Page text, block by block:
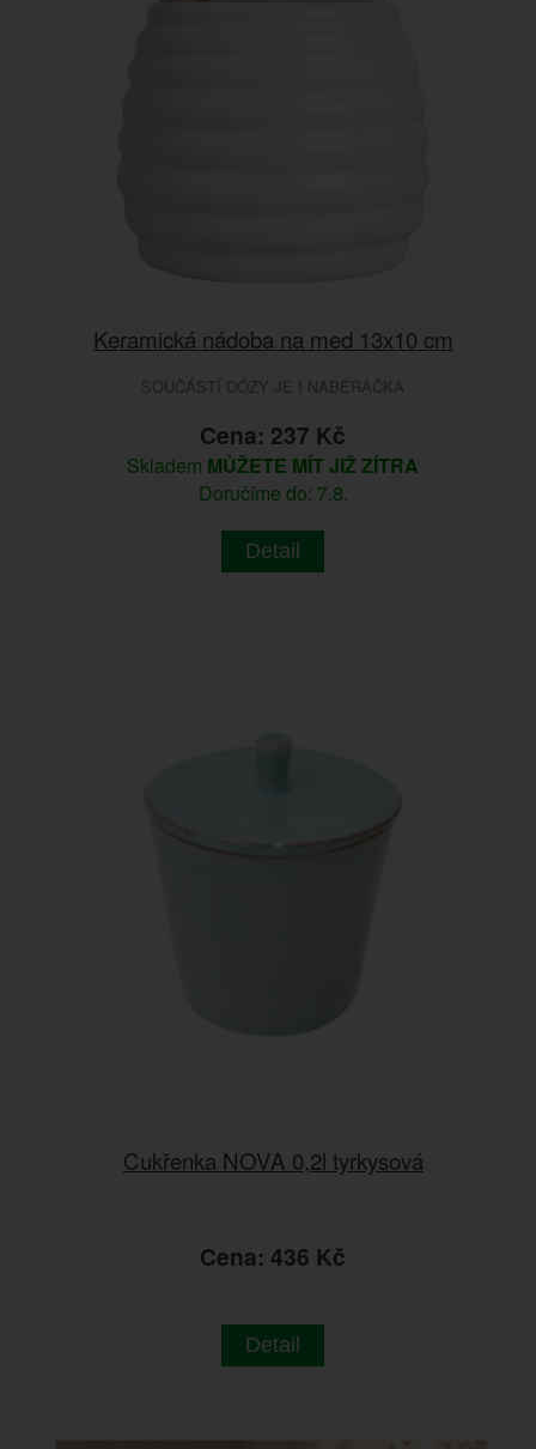
Keramická nádoba na med 13x10 cm
SOUČÁSTÍ DÓZY JE I NABĚRAČKA
Cena: 237 Kč
Skladem MŮŽETE MÍT JIŽ ZÍTRA
Doručíme do: 7.8.
Detail
Cukřenka NOVA 0,2l tyrkysová
Cena: 436 Kč
Detail